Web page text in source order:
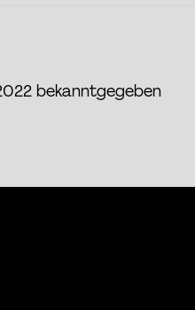
bekanntgegeben